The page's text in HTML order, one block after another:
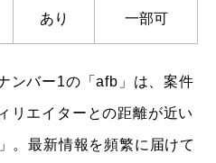
あり 一部可
ンバー1の「afb」は、案件
リエイターとの距離が近い
。最新情報を頻繁に届けて